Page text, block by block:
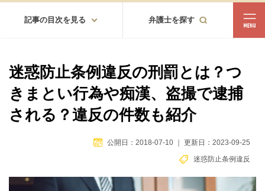
記事の目次を見る 弁護士を探す
都道府県から探す
北海道・東北
北海道 青森 岩手 宮城 秋田 山形
長野
迷惑防止条例違反の刑罰とは？つ
きまとい行為や痴漢、盗撮で逮捕
される？違反の件数も紹介
公開日：2018-07-10 更新日：2023-09-25
迷惑防止条例違反